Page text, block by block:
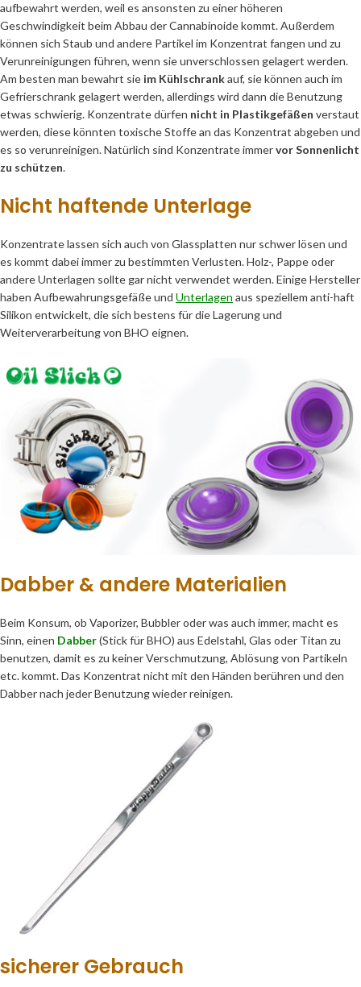
aufbewahrt werden, weil es ansonsten zu einer höheren
Geschwindigkeit beim Abbau der Cannabinoide kommt. Außerdem
können sich Staub und andere Partikel im Konzentrat fangen und zu
Verunreinigungen führen, wenn sie unverschlossen gelagert werden.
Am besten man bewahrt sie im Kühlschrankauf, sie können auch im
Gefrierschrank gelagert werden, allerdings wird dann die Benutzung
etwas schwierig. Konzentrate dürfen nicht in Plastikgefäßen verstaut
werden, diese könnten toxische Stoffe an das Konzentrat abgeben und
es so verunreinigen. Natürlich sind Konzentrate immervor Sonnenlicht
zu schützen.
Nicht haftende Unterlage
Konzentrate lassen sich auch von Glassplatten nur schwer lösen und
es kommt dabei immer zu bestimmten Verlusten. Holz-, Pappe oder
andere Unterlagen sollte gar nicht verwendet werden. Einige Hersteller
haben Aufbewahrungsgefäße und Unterlagen aus speziellem anti-haft
Silikon entwickelt, die sich bestens für die Lagerung und
Weiterverarbeitung von BHO eignen.
Dabber & andere Materialien
Beim Konsum, ob Vaporizer, Bubbler oder was auch immer, macht es
Sinn, einen Dabber(Stick für BHO) aus Edelstahl, Glas oder Titan zu
benutzen, damit es zu keiner Verschmutzung, Ablösung von Partikeln
etc. kommt. Das Konzentrat nicht mit den Händen berühren und den
Dabber nach jeder Benutzung wieder reinigen.
sicherer Gebrauch